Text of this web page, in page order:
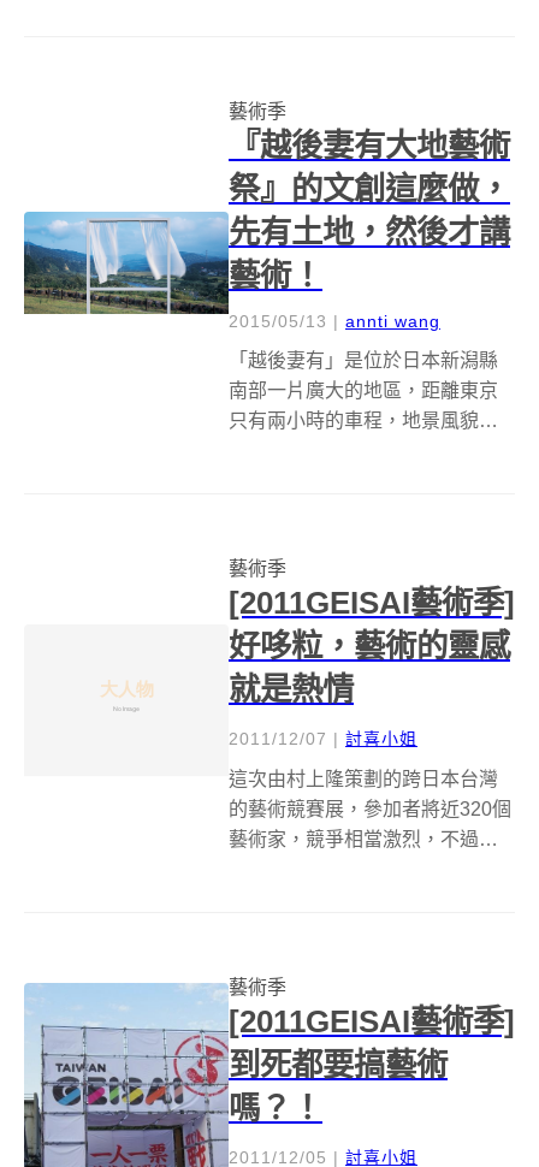
軸，歷時一年打造了一系列動靜
態展演，將在...
藝術季
『越後妻有大地藝術
祭』的文創這麼做，
先有土地，然後才講
藝術！
2015/05/13 | annti wang
「越後妻有」是位於日本新潟縣
南部一片廣大的地區，距離東京
只有兩小時的車程，地景風貌卻
動，也就是三年一度的《越後妻
有大地藝術祭》，每到...
藝術季
[2011GEISAI藝術季]
好哆粒，藝術的靈感
就是熱情
2011/12/07 | 討喜小姐
這次由村上隆策劃的跨日本台灣
的藝術競賽展，參加者將近320個
藝術家，競爭相當激烈，不過也
人物就特別拜訪了好哆粒studio，
讓大...
藝術季
[2011GEISAI藝術季]
到死都要搞藝術
嗎？！
2011/12/05 | 討喜小姐